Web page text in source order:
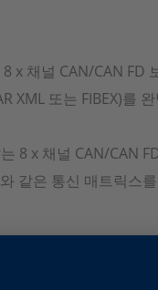
x 채널 CAN/CAN FD
XML 또는 FIBEX)를
8 x 채널 CAN/CAN
같은 통신 매트릭스
원